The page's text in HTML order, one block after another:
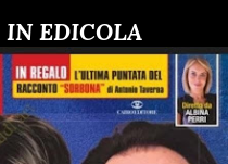
IN EDICOLA